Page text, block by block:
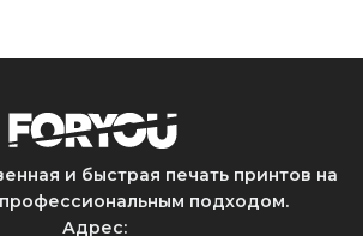
и быстрая печать принтов на
подходом.
Адрес: